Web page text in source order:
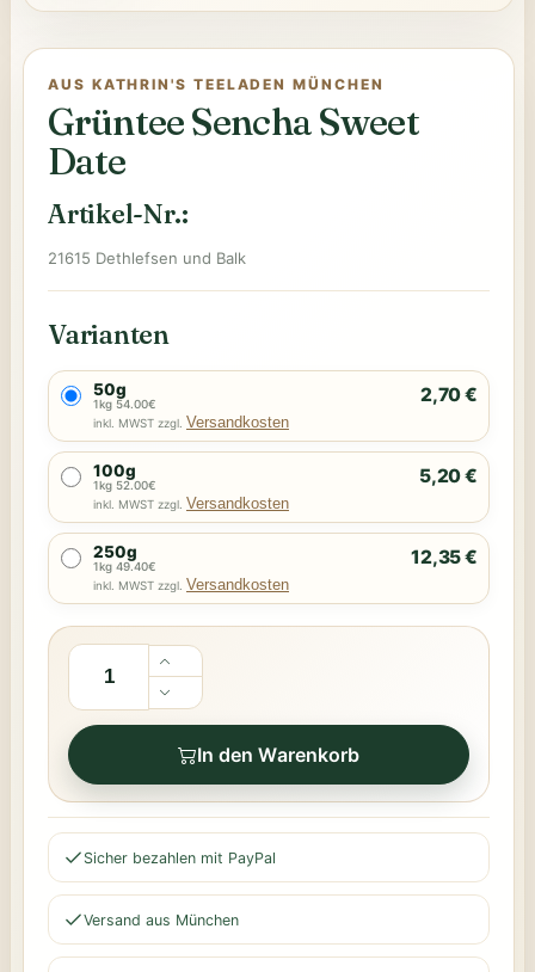
AUS KATHRIN'S TEELADEN MÜNCHEN
Grüntee Sencha Sweet
Date
Artikel-Nr.:
21615 Dethlefsen und Balk
Varianten
50g
1kg 54.00€ 2,70 €
inkl. MWST zzgl. Versandkosten
100g
1kg 52.00€ 5,20 €
inkl. MWST zzgl. Versandkosten
250g
1kg 49.40€ 12,35 €
inkl. MWST zzgl. Versandkosten
In den Warenkorb
Sicher bezahlen mit PayPal
Versand aus München